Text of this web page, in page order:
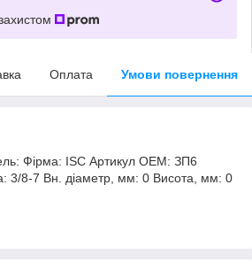
Оплата Умови повернення
Фірма: ISC Артикул OEM: ЗП6
3/8-7 Вн. діаметр, мм: 0 Висота, мм: 0